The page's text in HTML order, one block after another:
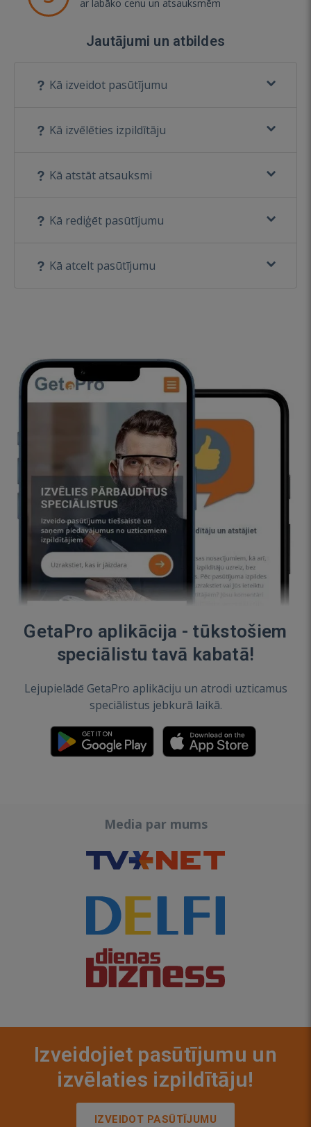
ar labāko cenu un atsauksmēm
Jautājumi un atbildes
Kā izveidot pasūtījumu
Kā izvēlēties izpildītāju
Kā atstāt atsauksmi
Kā rediģēt pasūtījumu
Kā atcelt pasūtījumu
GetaPro aplikācija - tūkstošiem
speciālistu tavā kabatā!
Lejupielādē GetaPro aplikāciju un atrodi uzticamus
speciālistus jebkurā laikā.
Media par mums
Izveidojiet pasūtījumu un
izvēlaties izpildītāju!
IZVEIDOT PASŪTĪJUMU